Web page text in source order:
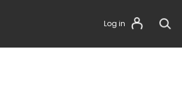
Log in